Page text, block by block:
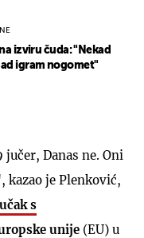
izviru čuda: "Nekad
igram nogomet"
Danas ne. Oni
je Plenković,
s
unije (EU) u